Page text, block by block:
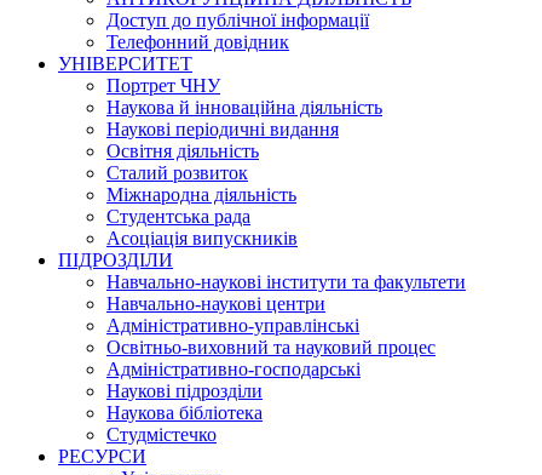
Доступ до публічної інформації
Телефонний довідник
УНІВЕРСИТЕТ
Портрет ЧНУ
Наукова й інноваційна діяльність
Наукові періодичні видання
Освітня діяльність
Сталий розвиток
Міжнародна діяльність
Студентська рада
Асоціація випускників
ПІДРОЗДІЛИ
Навчально-наукові інститути та факультети
Навчально-наукові центри
Адміністративно-управлінські
Освітньо-виховний та науковий процес
Адміністративно-господарські
Наукові підрозділи
Наукова бібліотека
Студмістечко
РЕСУРСИ